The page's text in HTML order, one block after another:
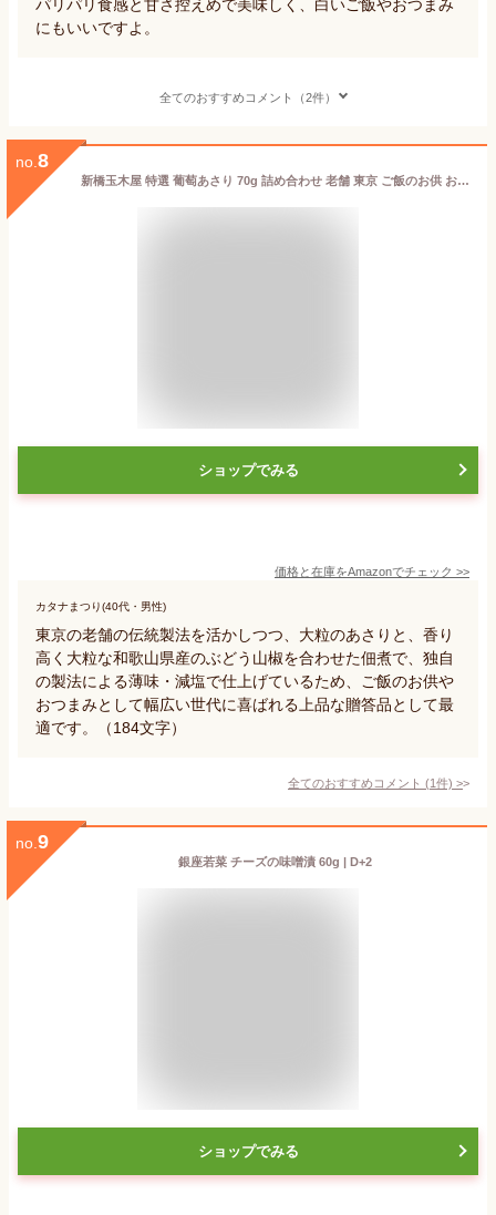
パリパリ食感と甘さ控えめで美味しく、白いご飯やおつまみ
にもいいですよ。
全てのおすすめコメント（2件）
no. 8
新橋玉木屋 特選 葡萄あさり 70g 詰め合わせ 老舗 東京 ご飯のお供 おかず ご贈答用 ギフト 贈り物 御歳暮 お歳暮
ショップでみる
価格と在庫をAmazonでチェック >>
カタナまつり(40代・男性)
東京の老舗の伝統製法を活かしつつ、大粒のあさりと、香り
高く大粒な和歌山県産のぶどう山椒を合わせた佃煮で、独自
の製法による薄味・減塩で仕上げているため、ご飯のお供や
おつまみとして幅広い世代に喜ばれる上品な贈答品として最
適です。（184文字）
全てのおすすめコメント (1件) >
no. 9
銀座若菜 チーズの味噌漬 60g | D+2
ショップでみる